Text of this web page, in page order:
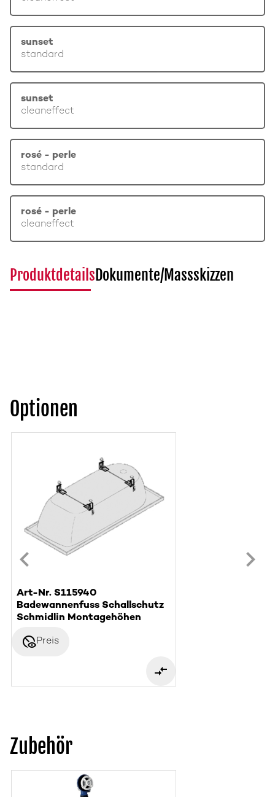
sunset
standard
sunset
cleaneffect
rosé - perle
standard
rosé - perle
cleaneffect
ProduktdetailsDokumente/Massskizzen
Optionen
Art-Nr. S115940
Badewannenfuss Schallschutz
Schmidlin Montagehöhen
disabled_visiblePreis
Zubehör